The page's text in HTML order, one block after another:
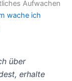
Aufwachen
wache ich
über
erhalte